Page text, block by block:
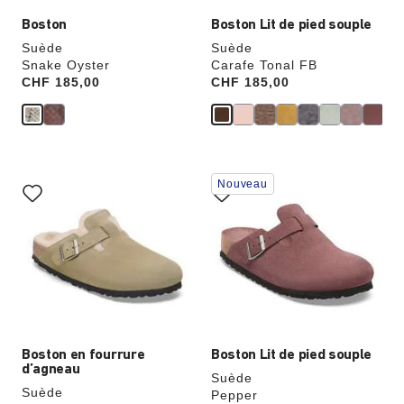
Boston
Suède
Snake Oyster
Price:
CHF 185,00
Boston Lit de pied souple
Suède
Carafe Tonal FB
Price:
CHF 185,00
Boston en fourrure
d’agneau
Suède
sur
les
échantillons
couleurs
modifiera
l’image
Boston Lit de pied souple
Suède
Pepper
Cliquer
sur
les
échantillons
couleurs
modifiera
Nouveau